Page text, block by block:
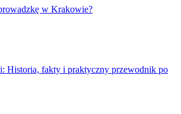
w Krakowie?
Historia, fakty i praktyczny przewodnik po